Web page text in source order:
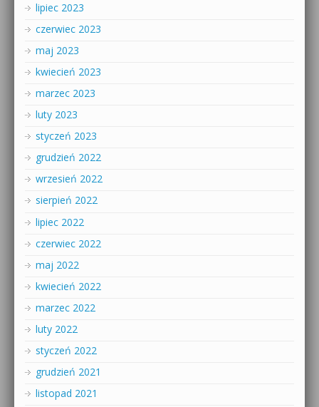
lipiec 2023
czerwiec 2023
maj 2023
kwiecień 2023
marzec 2023
luty 2023
styczeń 2023
grudzień 2022
wrzesień 2022
sierpień 2022
lipiec 2022
czerwiec 2022
maj 2022
kwiecień 2022
marzec 2022
luty 2022
styczeń 2022
grudzień 2021
listopad 2021